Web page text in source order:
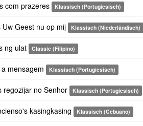
com prazeres Klassisch (Portugiesisch)
Geest nu op mij Klassisch (Niederländisch)
ng ulat Classic (Filipino)
mensagem Klassisch (Portugiesisch)
no Senhor Klassisch (Portugiesisch)
kasingkasing Klassisch (Cebuano)